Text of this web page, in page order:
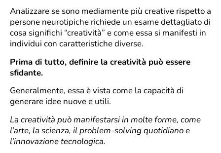
Analizzare se sono mediamente più creative rispetto a
persone neurotipiche richiede un esame dettagliato di
cosa significhi “creatività” e come essa si manifesti in
individui con caratteristiche diverse.
Prima di tutto, definire la creatività può essere
sfidante.
Generalmente, essa è vista come la capacità di
generare idee nuove e utili.
La creatività può manifestarsi in molte forme, come
l’arte, la scienza, il problem-solving quotidiano e
l’innovazione tecnologica.